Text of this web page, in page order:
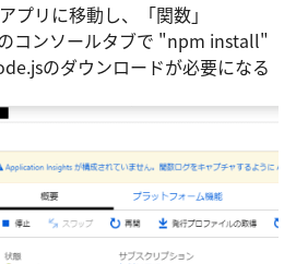
リに移動し、「関数」
コンソールタブで "npm install"
のダウンロードが必要になる